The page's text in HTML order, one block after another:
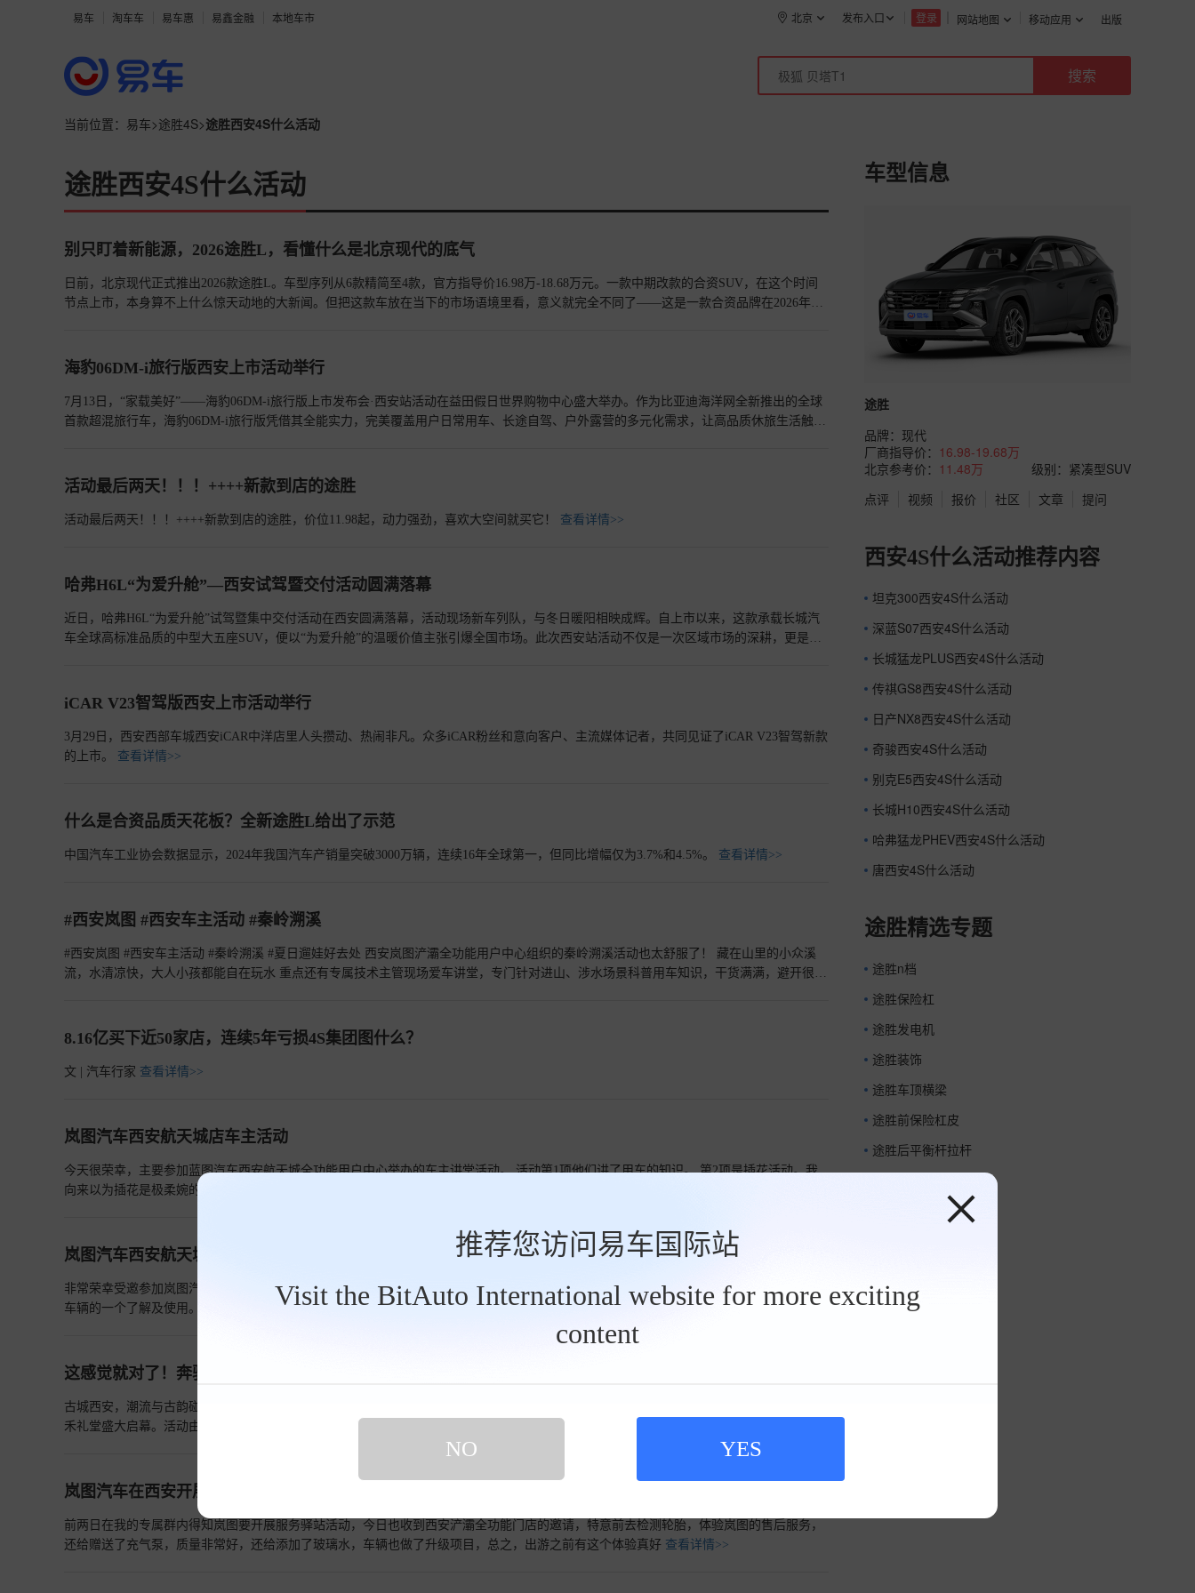
易车 淘车车 易车惠 易鑫金融 本地车市 网站地图 移动应用 出版
登录
发布入口
北京
推荐您访问易车国际站
Visit the BitAuto International website for more exciting
content
NO YES
当前位置： 易车>途胜4S>途胜西安4S什么活动
途胜西安4S什么活动
别只盯着新能源，2026途胜L，看懂什么是北京现代的底气
日前，北京现代正式推出2026款途胜L。车型序列从6款精简至4款，官方指导价16.98万-18.68万元。一款中期改款的合资SUV，在这个时间
节点上市，本身算不上什么惊天动地的大新闻。但把这款车放在当下的市场语境里看，意义就完全不同了——这是一款合资品牌在2026年，
海豹06DM-i旅行版西安上市活动举行
7月13日，“家载美好”——海豹06DM-i旅行版上市发布会·西安站活动在益田假日世界购物中心盛大举办。作为比亚迪海洋网全新推出的全球
首款超混旅行车，海豹06DM-i旅行版凭借其全能实力，完美覆盖用户日常用车、长途自驾、户外露营的多元化需求，让高品质休旅生活触手
活动最后两天！！！++++新款到店的途胜
活动最后两天！！！++++新款到店的途胜，价位11.98起，动力强劲，喜欢大空间就买它！ 查看详情>>
哈弗H6L“为爱升舱”—西安试驾暨交付活动圆满落幕
近日，哈弗H6L“为爱升舱”试驾暨集中交付活动在西安圆满落幕，活动现场新车列队，与冬日暖阳相映成辉。自上市以来，这款承载长城汽
车全球高标准品质的中型大五座SUV，便以“为爱升舱”的温暖价值主张引爆全国市场。此次西安站活动不仅是一次区域市场的深耕，更是将
iCAR V23智驾版西安上市活动举行
3月29日，西安西部车城西安iCAR中洋店里人头攒动、热闹非凡。众多iCAR粉丝和意向客户、主流媒体记者，共同见证了iCAR V23智驾新款
的上市。 查看详情>>
什么是合资品质天花板？全新途胜L给出了示范
中国汽车工业协会数据显示，2024年我国汽车产销量突破3000万辆，连续16年全球第一，但同比增幅仅为3.7%和4.5%。 查看详情>>
#西安岚图 #西安车主活动 #秦岭溯溪
#西安岚图 #西安车主活动 #秦岭溯溪 #夏日遛娃好去处 西安岚图浐灞全功能用户中心组织的秦岭溯溪活动也太舒服了！ 藏在山里的小众溪
流，水清凉快，大人小孩都能自在玩水 重点还有专属技术主管现场爱车讲堂，专门针对进山、涉水场景科普用车知识，干货满满，避开很多
8.16亿买下近50家店，连续5年亏损4S集团图什么？
文 | 汽车行家 查看详情>>
岚图汽车西安航天城店车主活动
今天很荣幸，主要参加蓝图汽车西安航天城全功能用户中心举办的车主讲堂活动。 活动第1项他们讲了用车的知识。 第2项是插花活动。我
向来以为插花是极柔婉的事，与钢铁汽车并无可通之处。然而手指触到花茎时，忽然觉出某种共通来了。修枝剪裁，不正如驾驭车辆么？花
岚图汽车西安航天城店车主活动
非常荣幸受邀参加岚图汽车西安航天城店举办的车主讲堂活动 活动开始，车间主任王俊杰讲解了冬季用车的知识，让我在冬季有了很好的对
车辆的一个了解及使用。接下来由手工制作老师给我们讲解怎样制作手工包包，活动非常有意思，平时很少做手工，今天狠狠的被虐了一把
😂😂平时不动手的人今天一针一线做出来了的东西非常的好看，也非常的有意义。自此以后我决定后续买手工制作的东西，我一定会为手工
这感觉就对了！奔驰纯电 CLA 西安站上市活动圆满落幕
古城西安，潮流与古韵碰撞；科技座驾，质感与智能共生。近日，“这感觉就对了 全新梅赛德斯 - 奔驰纯电 CLA 上市活动西安站” 在西安米
禾礼堂盛大启幕。活动由奔驰纯电 CLA 专注经销商西安利之星、西安之星、西安利星行联合呈现，现场人头攒动、气氛热烈，众多车迷、
媒体嘉宾与潮流达人齐聚一堂，共同见证这款新生代纯电车型的西安首秀。
岚图汽车在西安开展服务驿站活动啦
前两日在我的专属群内得知岚图要开展服务驿站活动，今日也收到西安浐灞全功能门店的邀请，特意前去检测轮胎，体验岚图的售后服务，
还给赠送了充气泵，质量非常好，还给添加了玻璃水，车辆也做了升级项目，总之，出游之前有这个体验真好 查看详情>>
车型信息
途胜
品牌： 现代
厂商指导价： 16.98-19.68万
北京参考价： 11.48万
级别：紧凑型SUV
点评
视频 报价 社区 文章 提问
西安4S什么活动推荐内容
坦克300西安4S什么活动
深蓝S07西安4S什么活动
长城猛龙PLUS西安4S什么活动
传祺GS8西安4S什么活动
日产NX8西安4S什么活动
奇骏西安4S什么活动
别克E5西安4S什么活动
长城H10西安4S什么活动
哈弗猛龙PHEV西安4S什么活动
唐西安4S什么活动
途胜精选专题
途胜n档
途胜保险杠
途胜发电机
途胜装饰
途胜车顶横梁
途胜前保险杠皮
途胜后平衡杆拉杆